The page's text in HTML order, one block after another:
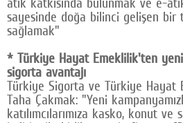
sayesinde doğa bilinci gelişen bir
sağlamak"
* Türkiye Hayat Emeklilik'ten yeni
sigorta avantajı
Türkiye Sigorta ve Türkiye Hayat
Taha Çakmak: "Yeni
katılımcılarımıza kasko, konut